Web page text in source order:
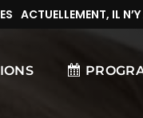
IL N’Y A